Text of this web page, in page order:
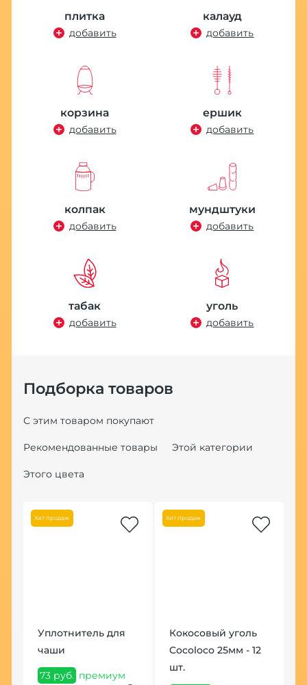
плитка
добавить
калауд
добавить
корзина
добавить
ершик
добавить
колпак
добавить
мундштуки
добавить
табак
добавить
уголь
добавить
Подборка товаров
С этим товаром покупают
Рекомендованные товары Этой категории
Этого цвета
Хит продаж
Уплотнитель для
чаши
73 руб. премиум
Хит продаж
Кокосовый уголь
Cocoloco 25мм - 12
шт.